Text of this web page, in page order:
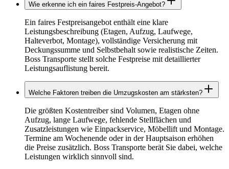
Wie erkenne ich ein faires Festpreis‑Angebot?
Ein faires Festpreisangebot enthält eine klare
Leistungsbeschreibung (Etagen, Aufzug, Laufwege,
Halteverbot, Montage), vollständige Versicherung mit
Deckungssumme und Selbstbehalt sowie realistische Zeiten.
Boss Transporte stellt solche Festpreise mit detaillierter
Leistungsauflistung bereit.
Welche Faktoren treiben die Umzugskosten am stärksten?
Die größten Kostentreiber sind Volumen, Etagen ohne
Aufzug, lange Laufwege, fehlende Stellflächen und
Zusatzleistungen wie Einpackservice, Möbellift und Montage.
Termine am Wochenende oder in der Hauptsaison erhöhen
die Preise zusätzlich. Boss Transporte berät Sie dabei, welche
Leistungen wirklich sinnvoll sind.